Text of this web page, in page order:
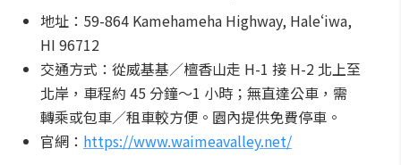
地址：59-864 Kamehameha Highway, Haleʻiwa,
HI 96712
交通方式：從威基基／檀香山走 H-1 接 H-2 北上至
北岸，車程約 45 分鐘～1 小時；無直達公車，需
轉乘或包車／租車較方便。園內提供免費停車。
官網： https://www.waimeavalley.net/